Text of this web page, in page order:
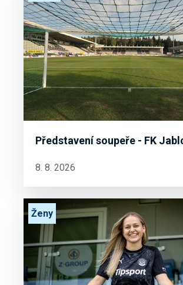
Představení soupeře - FK
8. 8. 2026
Ženy